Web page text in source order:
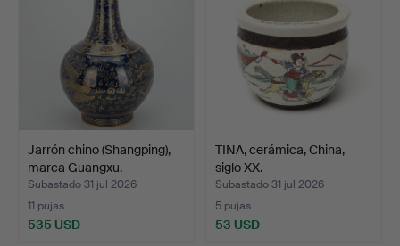
Jarrón chino (Shangping),
marca Guangxu.
Subastado 31 jul 2026
11 pujas
535 USD
TINA, cerámica, China,
siglo XX.
Subastado 31 jul 2026
5 pujas
53 USD